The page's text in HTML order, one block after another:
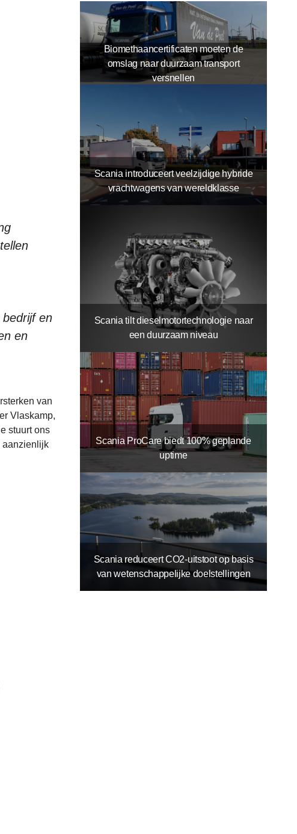
en
en
van
Vlaskamp,
stuurt ons
aanzienlijk
Biomethaancertificaten moeten de
omslag naar duurzaam transport
versnellen
Scania introduceert veelzijdige hybride
vrachtwagens van wereldklasse
Scania tilt dieselmotortechnologie naar
een duurzaam niveau
Scania ProCare biedt 100% geplande
uptime
Scania reduceert CO2-uitstoot op basis
van wetenschappelijke doelstellingen